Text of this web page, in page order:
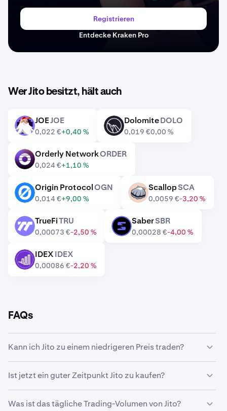
Registrieren
Entdecke Kraken Pro
Wer Jito besitzt, hält auch
JOE JOEJOE
0,022 €+0,40 %
DOLO DolomiteDOLO
0,019 €0,00 %
ORDER Orderly NetworkORDER
0,024 €+1,10 %
OGN Origin ProtocolOGN
0,014 €+9,00 %
SCA ScallopSCA
0,0059 €-3,20 %
TRU TrueFiTRU
0,00073 €-2,50 %
SBR SaberSBR
0,00028 €-4,00 %
IDEX IDEXIDEX
0,00086 €-2,20 %
FAQs
Kann ich Jito zu einem niedrigeren Preis traden?
Jito automatisch kaufen, wenn ein niedrigerer Preis
erreicht wird.
Ist jetzt ein guter Zeitpunkt Jito zu kaufen?
Viele Trader entscheiden sich daher für eineDollar-Cost-
Was ist das tägliche Trading-Volumen von Jito?